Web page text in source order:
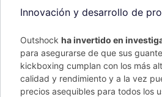
Innovación y desarrollo de
Outshock ha invertido en
para asegurarse de que sus
kickboxing cumplan con los más
calidad y rendimiento y a la vez
precios asequibles para todos los